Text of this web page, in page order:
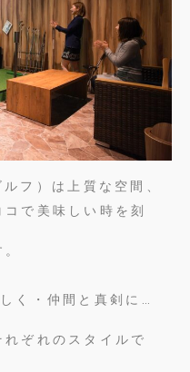
フ）は上質な空間、
で美味しい時を刻
く・仲間と真剣に…
ぞれのスタイルで